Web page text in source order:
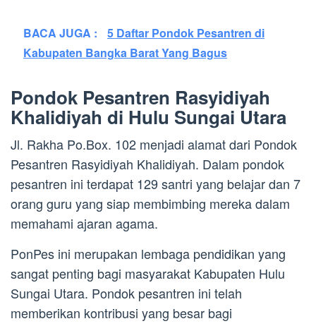
BACA JUGA :
5 Daftar Pondok Pesantren di
Kabupaten Bangka Barat Yang Bagus
Pondok Pesantren Rasyidiyah
Khalidiyah di Hulu Sungai Utara
Jl. Rakha Po.Box. 102 menjadi alamat dari Pondok
Pesantren Rasyidiyah Khalidiyah. Dalam pondok
pesantren ini terdapat 129 santri yang belajar dan 7
orang guru yang siap membimbing mereka dalam
memahami ajaran agama.
PonPes ini merupakan lembaga pendidikan yang
sangat penting bagi masyarakat Kabupaten Hulu
Sungai Utara. Pondok pesantren ini telah
memberikan kontribusi yang besar bagi